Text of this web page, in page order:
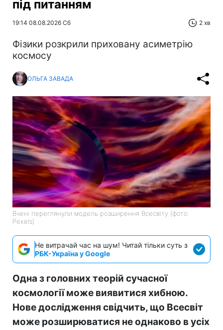
під питанням
19:14 08.08.2026 Сб 2 хв
Фізики розкрили приховану асиметрію
космосу
ОЛЬГА ЗАВАДА
Вчені переглянули модель розширення Всесвіту (фото:
Pexels)
Не витрачай час на шум! Читай тільки суть з
РБК-Україна у Google
Одна з головних теорій сучасної
космології може виявитися хибною.
Нове дослідження свідчить, що Всесвіт
може розширюватися не однаково в усіх